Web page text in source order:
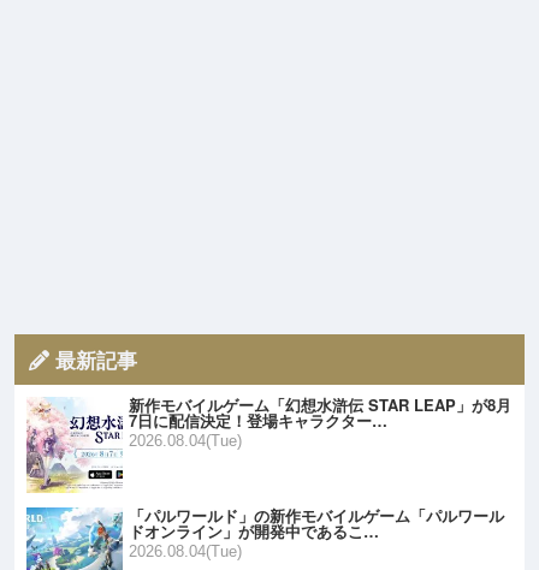
最新記事
新作モバイルゲーム「幻想水滸伝 STAR LEAP」が8月
7日に配信決定！登場キャラクター…
2026.08.04(Tue)
「パルワールド」の新作モバイルゲーム「パルワール
ドオンライン」が開発中であるこ…
2026.08.04(Tue)